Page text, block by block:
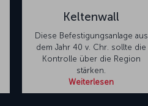
Keltenwall
Diese Befestigungsanlage aus
dem Jahr 40 v. Chr. sollte die
Kontrolle über die Region
stärken.
Weiterlesen